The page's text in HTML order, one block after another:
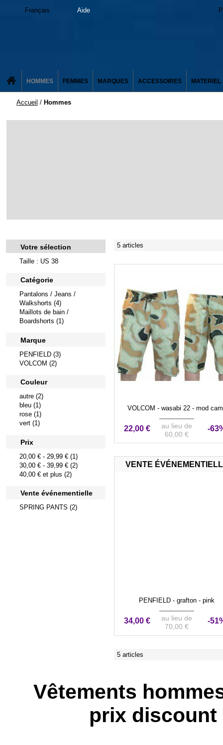
Français Aide
HOMMES FEMMES MARQUES ACCESSOIRES MATERIEL
Accueil / Hommes
Votre sélection
Taille : US 38
Catégorie
Pantalons / Jeans /
Walkshorts (4)
Maillots de bain /
Boardshorts (1)
Marque
PENFIELD (3)
VOLCOM (2)
Couleur
autre (2)
bleu (1)
rose (1)
vert (1)
Prix
20,00 € - 29,99 € (1)
30,00 € -39,99 € (2)
40,00 € et plus (2)
Vente événementielle
SPRING PANTS (2)
5 articles
VOLCOM - wasabi 22 - mod
22,00 €
au lieu de
60,00 €
-
VENTE
PENFIELD - grafton - pink
34,00 €
au lieu de
70,00 €
-
5 articles
Vêtements
prix discount